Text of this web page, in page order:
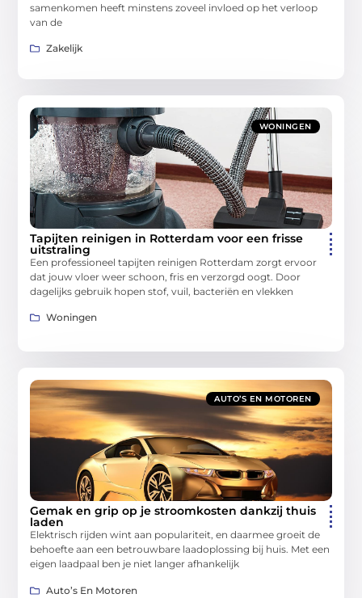
samenkomen heeft minstens zoveel invloed op het verloop
van de
Zakelijk
WONINGEN
Tapijten reinigen in Rotterdam voor een frisse
uitstraling
Een professioneel tapijten reinigen Rotterdam zorgt ervoor
dat jouw vloer weer schoon, fris en verzorgd oogt. Door
dagelijks gebruik hopen stof, vuil, bacteriën en vlekken
Woningen
AUTO’S EN MOTOREN
Gemak en grip op je stroomkosten dankzij thuis
laden
Elektrisch rijden wint aan populariteit, en daarmee groeit de
behoefte aan een betrouwbare laadoplossing bij huis. Met een
eigen laadpaal ben je niet langer afhankelijk
Auto’s En Motoren